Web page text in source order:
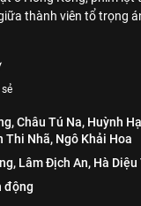
thành viên tổ trọng
Châu Tú Na, Huỳnh
Thi Nhã, Ngô Khải Hoa
Lâm Địch An, Hà Diệu
động